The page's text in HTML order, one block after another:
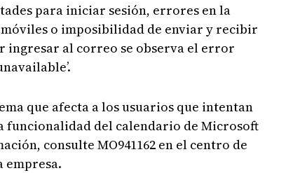
para iniciar sesión, errores en la
o imposibilidad de enviar y recibir
al correo se observa el error
que afecta a los usuarios que intentan
funcionalidad del calendario de Microsoft
consulte MO941162 en el centro de
empresa.